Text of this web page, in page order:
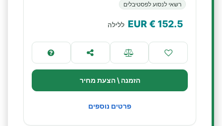
רשאי לנסוע לפסטיבלים
152.5
€ EUR ללילה
הזמנה \ הצעת מחיר
פרטים נוספים